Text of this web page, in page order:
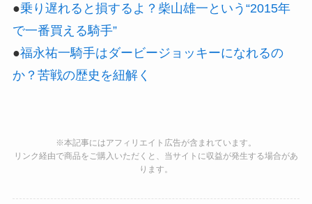
●乗り遅れると損するよ？柴山雄一という“2015年
で一番買える騎手”
●福永祐一騎手はダービージョッキーになれるの
か？苦戦の歴史を紐解く
※本記事にはアフィリエイト広告が含まれています。
リンク経由で商品をご購入いただくと、当サイトに収益が発生する場合があ
ります。